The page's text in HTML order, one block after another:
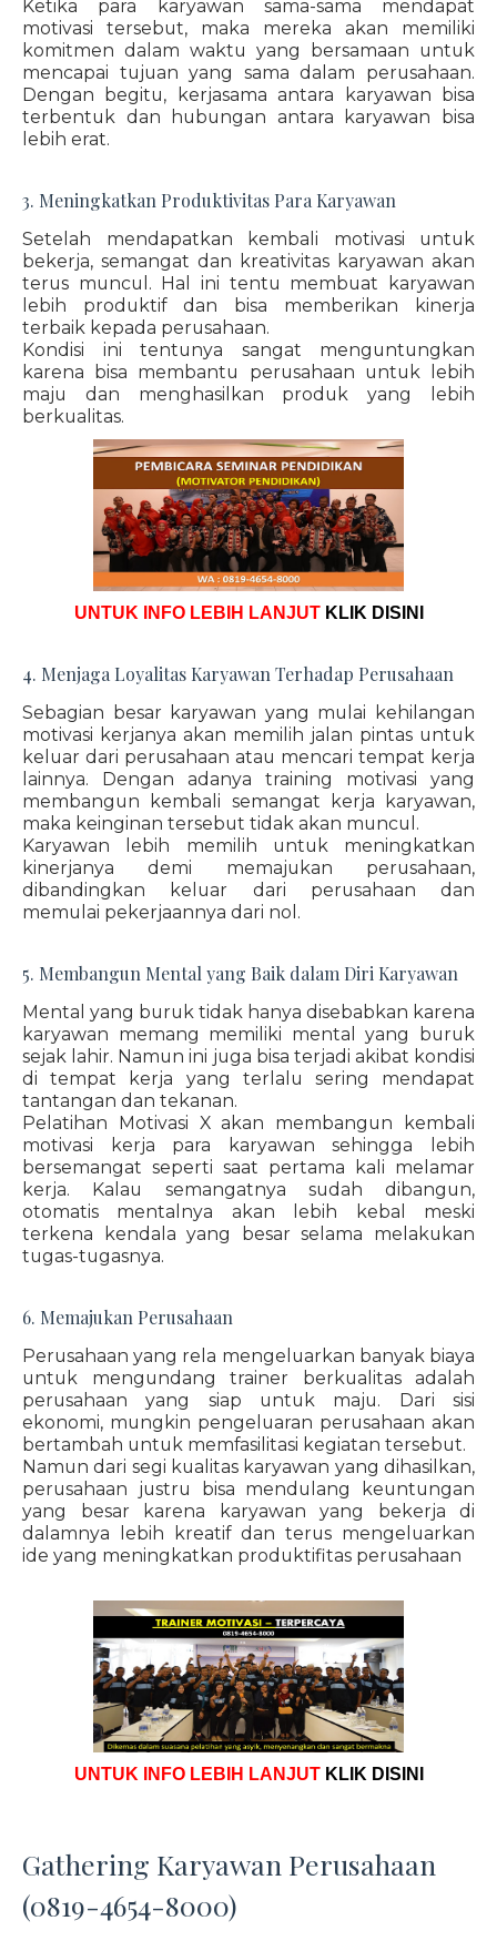
Ketika para karyawan sama-sama mendapat
motivasi tersebut, maka mereka akan memiliki
komitmen dalam waktu yang bersamaan untuk
mencapai tujuan yang sama dalam perusahaan.
Dengan begitu, kerjasama antara karyawan bisa
terbentuk dan hubungan antara karyawan bisa
lebih erat.
3. Meningkatkan Produktivitas Para Karyawan
Setelah mendapatkan kembali motivasi untuk
bekerja, semangat dan kreativitas karyawan akan
terus muncul. Hal ini tentu membuat karyawan
lebih produktif dan bisa memberikan kinerja
terbaik kepada perusahaan.
Kondisi ini tentunya sangat menguntungkan
karena bisa membantu perusahaan untuk lebih
maju dan menghasilkan produk yang lebih
berkualitas.
UNTUK INFO LEBIH LANJUT KLIK DISINI
4. Menjaga Loyalitas Karyawan Terhadap Perusahaan
Sebagian besar karyawan yang mulai kehilangan
motivasi kerjanya akan memilih jalan pintas untuk
keluar dari perusahaan atau mencari tempat kerja
lainnya. Dengan adanya training motivasi yang
membangun kembali semangat kerja karyawan,
maka keinginan tersebut tidak akan muncul.
Karyawan lebih memilih untuk meningkatkan
kinerjanya demi memajukan perusahaan,
dibandingkan keluar dari perusahaan dan
memulai pekerjaannya dari nol.
5. Membangun Mental yang Baik dalam Diri Karyawan
Mental yang buruk tidak hanya disebabkan karena
karyawan memang memiliki mental yang buruk
sejak lahir. Namun ini juga bisa terjadi akibat kondisi
di tempat kerja yang terlalu sering mendapat
tantangan dan tekanan.
Pelatihan Motivasi X akan membangun kembali
motivasi kerja para karyawan sehingga lebih
bersemangat seperti saat pertama kali melamar
kerja. Kalau semangatnya sudah dibangun,
otomatis mentalnya akan lebih kebal meski
terkena kendala yang besar selama melakukan
tugas-tugasnya.
6. Memajukan Perusahaan
Perusahaan yang rela mengeluarkan banyak biaya
untuk mengundang trainer berkualitas adalah
perusahaan yang siap untuk maju. Dari sisi
ekonomi, mungkin pengeluaran perusahaan akan
bertambah untuk memfasilitasi kegiatan tersebut.
Namun dari segi kualitas karyawan yang dihasilkan,
perusahaan justru bisa mendulang keuntungan
yang besar karena karyawan yang bekerja di
dalamnya lebih kreatif dan terus mengeluarkan
ide yang meningkatkan produktifitas perusahaan
UNTUK INFO LEBIH LANJUT KLIK DISINI
Gathering Karyawan Perusahaan
(0819-4654-8000)